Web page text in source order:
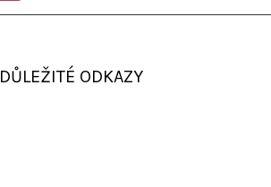
DŮLEŽITÉ ODKAZY